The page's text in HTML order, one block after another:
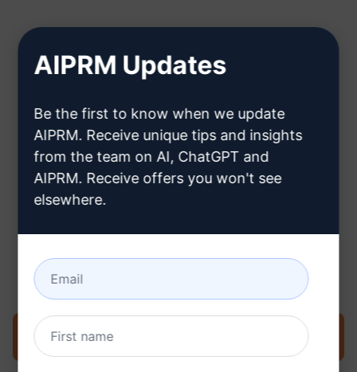
2단계: Claude 계정 만들기
클라우데 계정을 만드는 방법을 알
아보려면 여기를 클릭하세요.
3단계: Claude에서 프롬프트 사용
지금 Claude에서 프롬프트를 사용해 보세요.
AIPRM Updates
Be the first to know when we update
AIPRM. Receive unique tips and insights
from the team on AI, ChatGPT and
AIPRM. Receive offers you won't see
elsewhere.